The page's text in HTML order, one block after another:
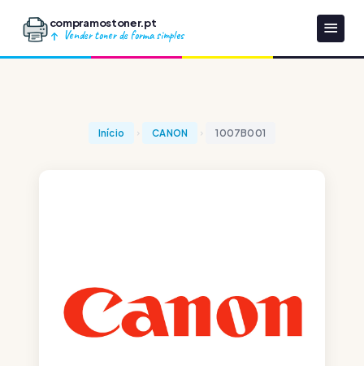
compramostoner.pt
Vender toner de forma simples
Início CANON 1007B001